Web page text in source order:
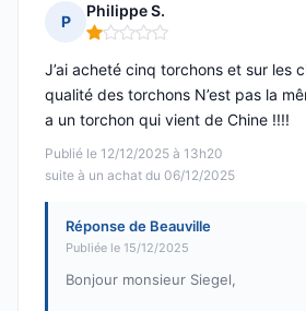
P
Philippe S.
Note : 1 sur 5
Publié le 12/12/2025 à 13h20
suite à un achat du 06/12/2025
J’ai acheté cinq torchons et sur les
qualité des torchons N’est pas la
a un torchon qui vient de Chine !!!!
Réponse de Beauville
Publiée le 15/12/2025
Bonjour monsieur Siegel,